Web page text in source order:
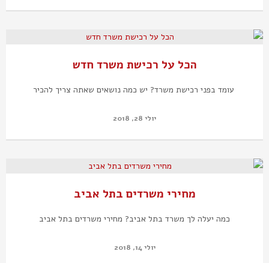
הכל על רכישת משרד חדש
עומד בפני רכישת משרד? יש כמה נושאים שאתה צריך להכיר
יולי 28, 2018
מחירי משרדים בתל אביב
כמה יעלה לך משרד בתל אביב? מחירי משרדים בתל אביב
יולי 14, 2018